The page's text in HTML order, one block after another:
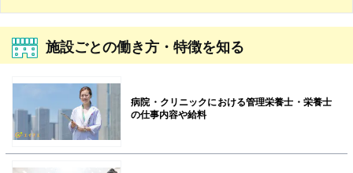
施設ごとの働き方・特徴を知る
病院・クリニックにおける管理栄養士・栄養士
の仕事内容や給料